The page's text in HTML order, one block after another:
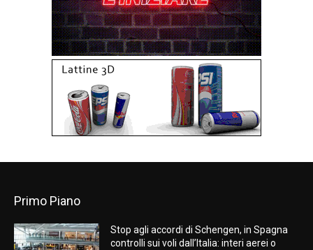
Primo Piano
Stop agli accordi di Schengen, in Spagna
controlli sui voli dall’Italia: interi aerei o